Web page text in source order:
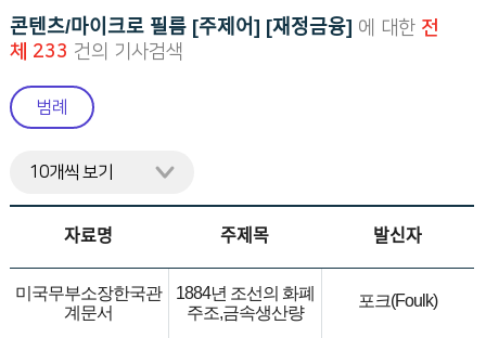
다.
콘텐츠/마이크로 필름 [주제어] [재정금융] 에 대한 전
체 233 건의 기사검색
범례
자료명 주제목 발신자
미국무부소장한국관
계문서
1884년 조선의 화폐
주조,금속생산량
포크(Foulk)